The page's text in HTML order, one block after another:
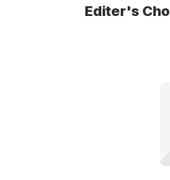
Editer's